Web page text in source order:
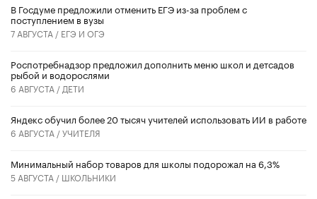
В Госдуме предложили отменить ЕГЭ из-за проблем с
поступлением в вузы
7 АВГУСТА / ЕГЭ И ОГЭ
Роспотребнадзор предложил дополнить меню школ и детсадов
рыбой и водорослями
6 АВГУСТА / ДЕТИ
​Яндекс обучил более 20 тысяч учителей использовать ИИ в работе
6 АВГУСТА /УЧИТЕЛЯ
Минимальный набор товаров для школы подорожал на 6,3%
5 АВГУСТА / ШКОЛЬНИКИ